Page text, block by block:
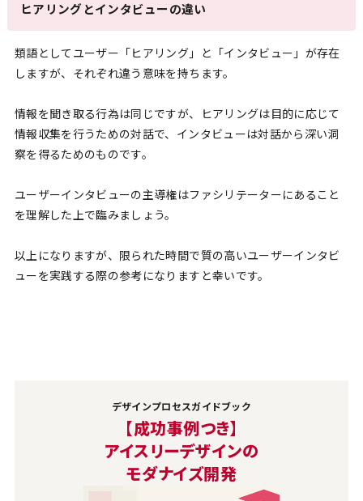
ヒアリングとインタビューの違い
類語としてユーザー「ヒアリング」と「インタビュー」が存在
しますが、それぞれ違う意味を持ちます。
情報を聞き取る行為は同じですが、ヒアリングは目的に応じて
情報収集を行うための対話で、インタビューは対話から深い洞
察を得るためのものです。
ユーザーインタビューの主導権はファシリテーターにあること
を理解した上で臨みましょう。
以上になりますが、限られた時間で質の高いユーザーインタビ
ューを実践する際の参考になりますと幸いです。
デザインプロセスガイドブック
【成功事例つき】
アイスリーデザインの
モダナイズ開発